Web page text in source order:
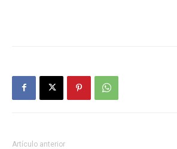
Artículo anterior